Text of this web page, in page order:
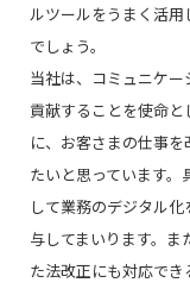
ルツールをうまく活
でしょう。
当社は、コミュニケ
貢献することを使命
に、お客さまの仕事
たいと思っています
して業務のデジタル
与してまいります。
た法改正にも対応で